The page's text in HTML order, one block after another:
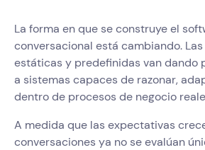
La forma en que se construye el
conversacional está cambiando.
estáticas y predefinidas van dando
a sistemas capaces de razonar,
dentro de procesos de negocio
A medida que las expectativas
conversaciones ya no se evalúan